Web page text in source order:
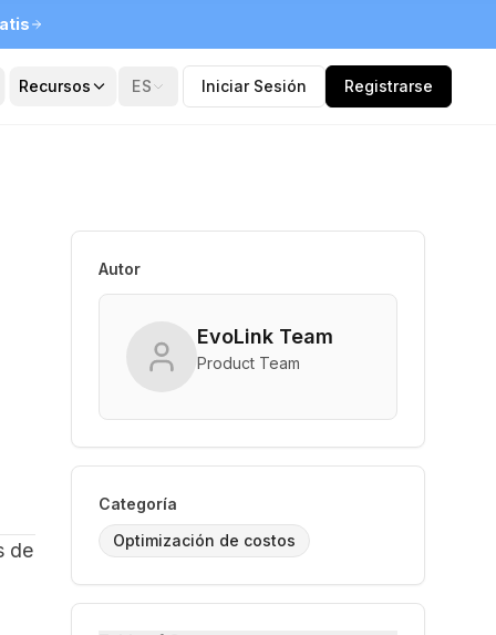
Recursos ES Iniciar Sesión Registrarse
de
Autor
EvoLink Team
Product Team
Categoría
Optimización de costos